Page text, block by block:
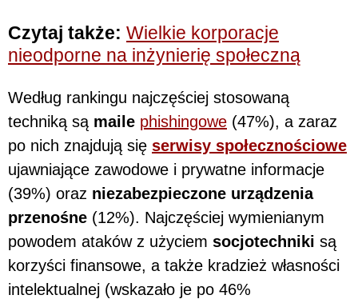
Czytaj także: Wielkie korporacje
nieodporne na inżynierię społeczną
Według rankingu najczęściej stosowaną
techniką są maile phishingowe (47%), a zaraz
po nich znajdują się serwisy społecznościowe
ujawniające zawodowe i prywatne informacje
(39%) oraz niezabezpieczone urządzenia
przenośne (12%). Najczęściej wymienianym
powodem ataków z użyciem socjotechniki są
korzyści finansowe, a także kradzież własności
intelektualnej (wskazało je po 46%